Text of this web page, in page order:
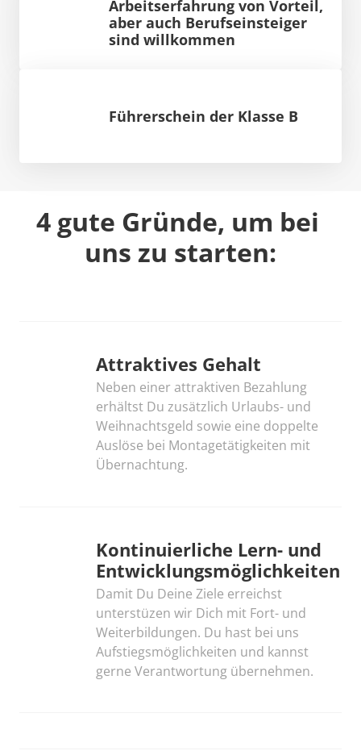
Arbeitserfahrung von Vorteil,
aber auch Berufseinsteiger
sind willkommen
Führerschein der Klasse B
4 gute Gründe, um bei
uns zu starten:
Attraktives Gehalt
Neben einer attraktiven Bezahlung
erhältst Du zusätzlich Urlaubs- und
Weihnachtsgeld sowie eine doppelte
Auslöse bei Montagetätigkeiten mit
Übernachtung.
Kontinuierliche Lern- und
Entwicklungsmöglichkeiten
Damit Du Deine Ziele erreichst
unterstüzen wir Dich mit Fort- und
Weiterbildungen. Du hast bei uns
Aufstiegsmöglichkeiten und kannst
gerne Verantwortung übernehmen.